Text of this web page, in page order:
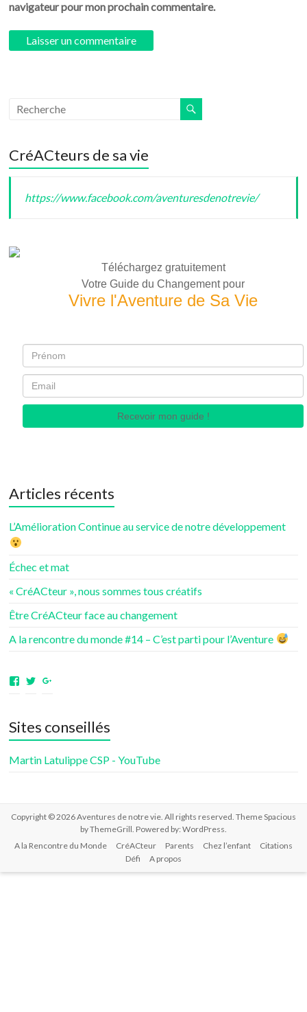
navigateur pour mon prochain commentaire.
CréACteurs de sa vie
https://www.facebook.com/aventuresdenotrevie/
Téléchargez gratuitement
Votre Guide du Changement pour
Vivre l'Aventure de Sa Vie
Recevoir mon guide !
Articles récents
L’Amélioration Continue au service de notre développement
Échec et mat
« CréACteur », nous sommes tous créatifs
Être CréACteur face au changement
A la rencontre du monde #14 – C’est parti pour l’Aventure
Voir
aventuresdenotrevie
sur
Voir
Samsenie
sur
samsenie
sur
Sites conseillés
Martin Latulippe CSP - YouTube
Copyright © 2026Aventures de notre vie. All rights reserved. ThemeSpacious
by ThemeGrill. Powered by: WordPress
A la Rencontre du Monde
CréACteur Parents Chez l’enfant
Citations
Défi
A propos